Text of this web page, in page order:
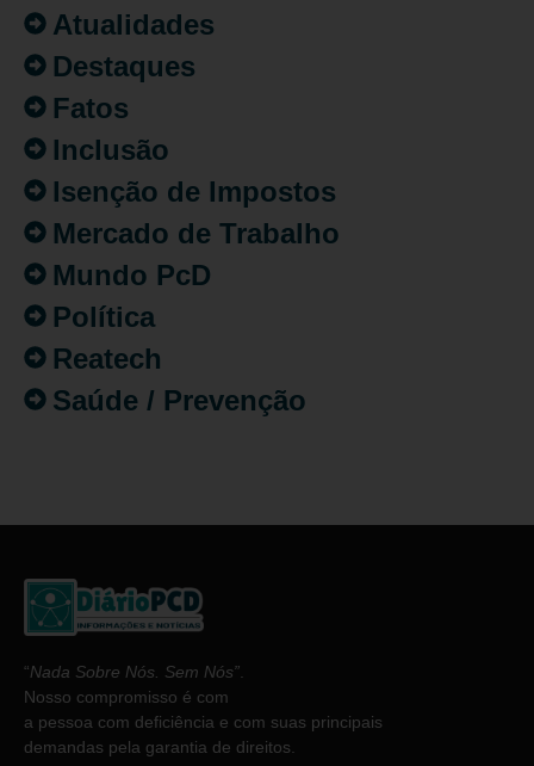
Atualidades
Destaques
Fatos
Inclusão
Isenção de Impostos
Mercado de Trabalho
Mundo PcD
Política
Reatech
Saúde / Prevenção
“Nada Sobre Nós. Sem Nós”
Nosso compromisso é com
a pessoa com deficiência e com suas principais
demandas pela garantia de direitos.